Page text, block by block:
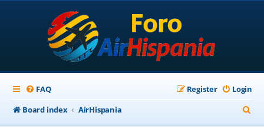
FAQ Login
Register
Board index
AirHispania
e